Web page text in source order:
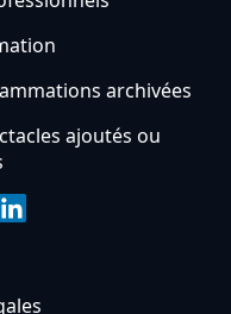
archivées
ajoutés ou